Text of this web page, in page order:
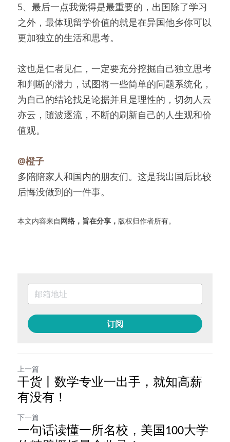
5、最后一点我觉得是最重要的，出国除了学习
之外，最体现留学价值的就是在异国他乡你可以
更加独立的生活和思考。
这也是仁者见仁，一定要充分挖掘自己独立思考
和判断的潜力，试图将一些简单的问题系统化，
为自己的结论找足论据并且是理性的，切勿人云
亦云，随波逐流，不断的刷新自己的人生观和价
值观。
@橙子
多陪陪家人和国内的朋友们。这是我出国后比较
后悔没做到的一件事。
本文内容来自网络 ，旨在分享， 版权归作者所有。
订阅
上一篇
干货丨数学专业一出手，就知高薪
有没有！
下一篇
一句话读懂一所名校，美国100大学